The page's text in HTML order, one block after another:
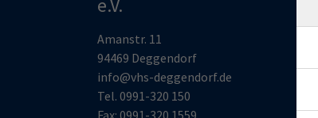
e.V.
Amanstr. 11
94469 Deggendorf
info@vhs-deggendorf.de
Tel. 0991-320 150
Fax: 0991-320 1559